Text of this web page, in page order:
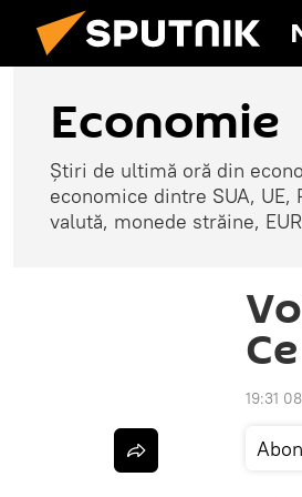
Economie
Știri de ultimă oră din
economice dintre SUA,
valută, monede străine,
19:31